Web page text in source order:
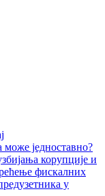
једноставно?
корупције и
фискалних
у